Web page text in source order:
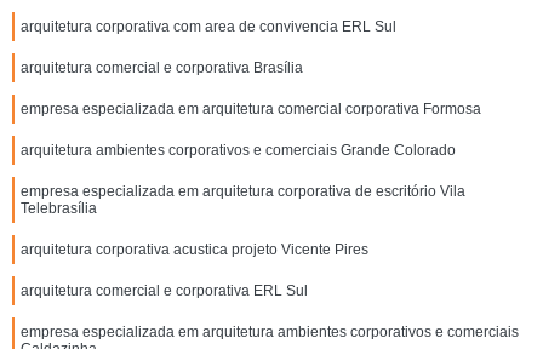
arquitetura corporativa com area de convivencia ERL Sul
arquitetura comercial e corporativa Brasília
empresa especializada em arquitetura comercial corporativa Formosa
arquitetura ambientes corporativos e comerciais Grande Colorado
empresa especializada em arquitetura corporativa de escritório Vila
Telebrasília
arquitetura corporativa acustica projeto Vicente Pires
arquitetura comercial e corporativa ERL Sul
empresa especializada em arquitetura ambientes corporativos e comerciais